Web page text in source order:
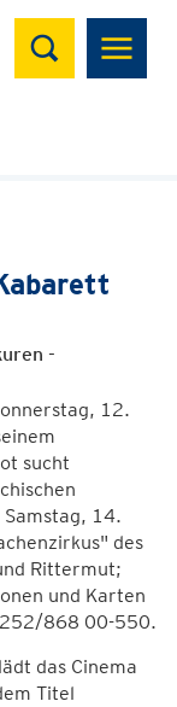
Suchen
-
12.
sucht
14.
des
Rittermut;
und Karten
868 00-550.
das Cinema
Titel